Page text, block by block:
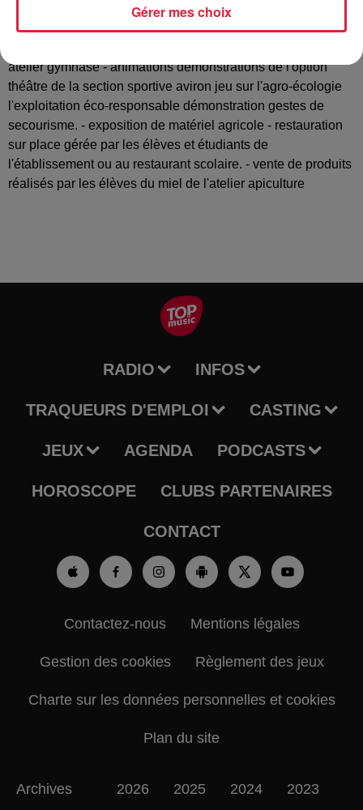
des territoires ruraux. - renseignements administratifs -
présence de l'association des parents d'élèves - visites des
atelier gymnase - animations démonstrations de l'option
théâtre de la section sportive aviron jeu sur l'agro-écologie
l'exploitation éco-responsable démonstration gestes de
secourisme. - exposition de matériel agricole - restauration
sur place gérée par les élèves et étudiants de
l'établissement ou au restaurant scolaire. - vente de produits
réalisés par les élèves du miel de l'atelier apiculture
RADIO INFOS
TRAQUEURS D'EMPLOI CASTING
JEUX AGENDA PODCASTS
HOROSCOPE CLUBS PARTENAIRES
CONTACT
Contactez-nous Mentions légales
Gestion des cookies Règlement des jeux
Charte sur les données personnelles et cookies
Plan du site
Archives 2026 2025 2024 2023
Gérer mes choix